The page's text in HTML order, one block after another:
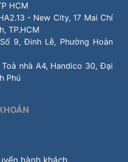
HCM
- New City, 17 Mai Chí
TP.HCM
9, Đinh Lễ, Phường Hoàn
nhà A4, Handico 30, Đại
Phú
hành khách